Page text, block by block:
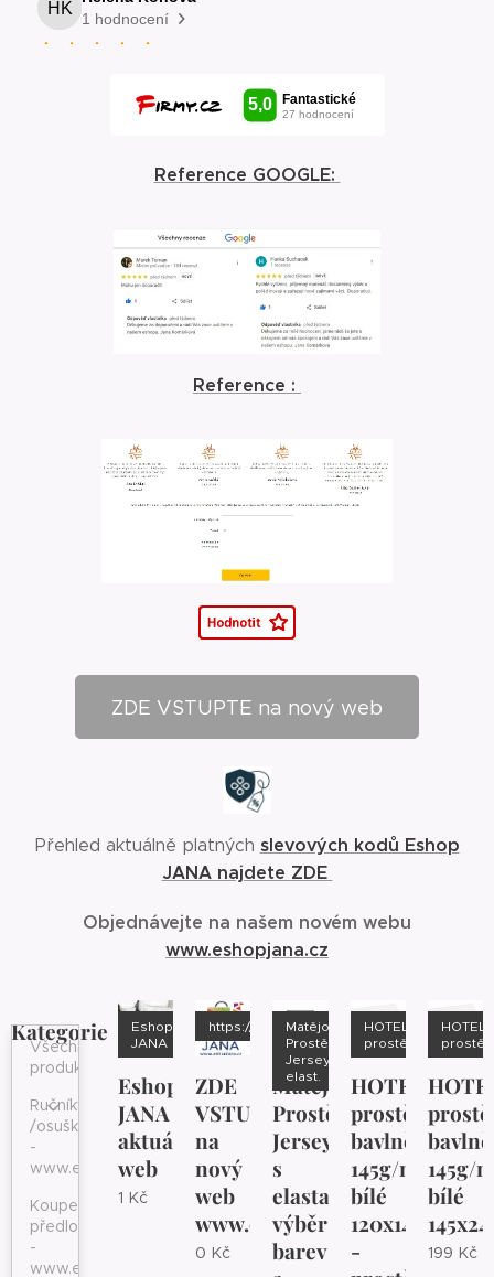
Reference GOOGLE:
Reference :
ZDE VSTUPTE na nový web
Přehled aktuálně platných slevových kodů Eshop
JANA najdete ZDE
Objednávejte na našem novém webu
www.eshopjana.cz
Kategorie
Všechny
produkty
Ručníky
/osušky
-
www.eshopjana.cz
Koupelnové
předložky
-
www.eshopjana.cz
Eshop
JANA
aktuální
web
Eshop
JANA
1 Kč
ZDE
VSTUPTE
na
nový
web
www.eshopjana.cz
https://www.eshopjana.cz/
0 Kč
Matějovský
Prostěradlo
Jersey
s
elastanem
výběr
barev
Matějovský
Prostěradlo
Jersey s
elast.
HOTEL
prostěradlo
bavlněné
145g/m2
bílé
120x140cm
-
HOTEL
prostěradlo
145g/
bílé
HOTEL
199 Kč